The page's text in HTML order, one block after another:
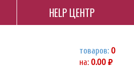
HELP ЦЕНТР
товаров: 0
на: 0.00 руб.